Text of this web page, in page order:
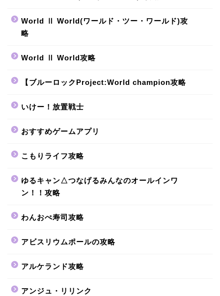
World Ⅱ World(ワールド・ツー・ワールド)攻
略
World Ⅱ World攻略
【ブルーロックProject:World champion攻略
いけー！放置戦士
おすすめゲームアプリ
こもりライフ攻略
ゆるキャン△つなげるみんなのオールインワ
ン！！攻略
わんおぺ寿司攻略
アビスリウムポールの攻略
アルケランド攻略
アンジュ・リリンク